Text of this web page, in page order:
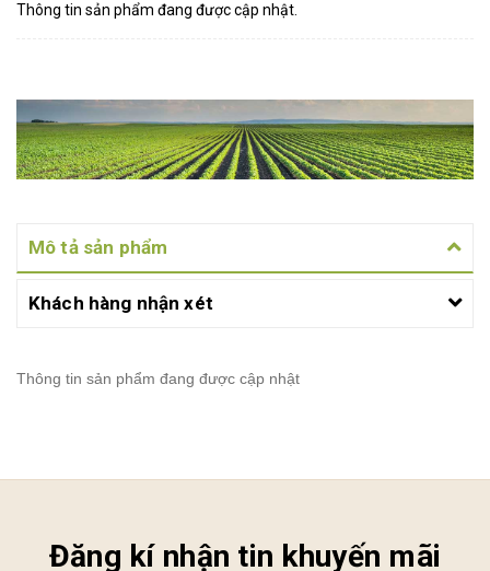
Thông tin sản phẩm đang được cập nhật.
Mô tả sản phẩm
Khách hàng nhận xét
Thông tin sản phẩm đang được cập nhật
Đăng kí nhận tin khuyến mãi